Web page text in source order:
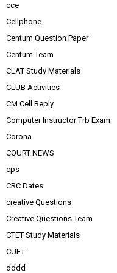
cce
Cellphone
Centum Question Paper
Centum Team
CLAT Study Materials
CLUB Activities
CM Cell Reply
Computer Instructor Trb Exam
Corona
COURT NEWS
cps
CRC Dates
creative Questions
Creative Questions Team
CTET Study Materials
CUET
dddd